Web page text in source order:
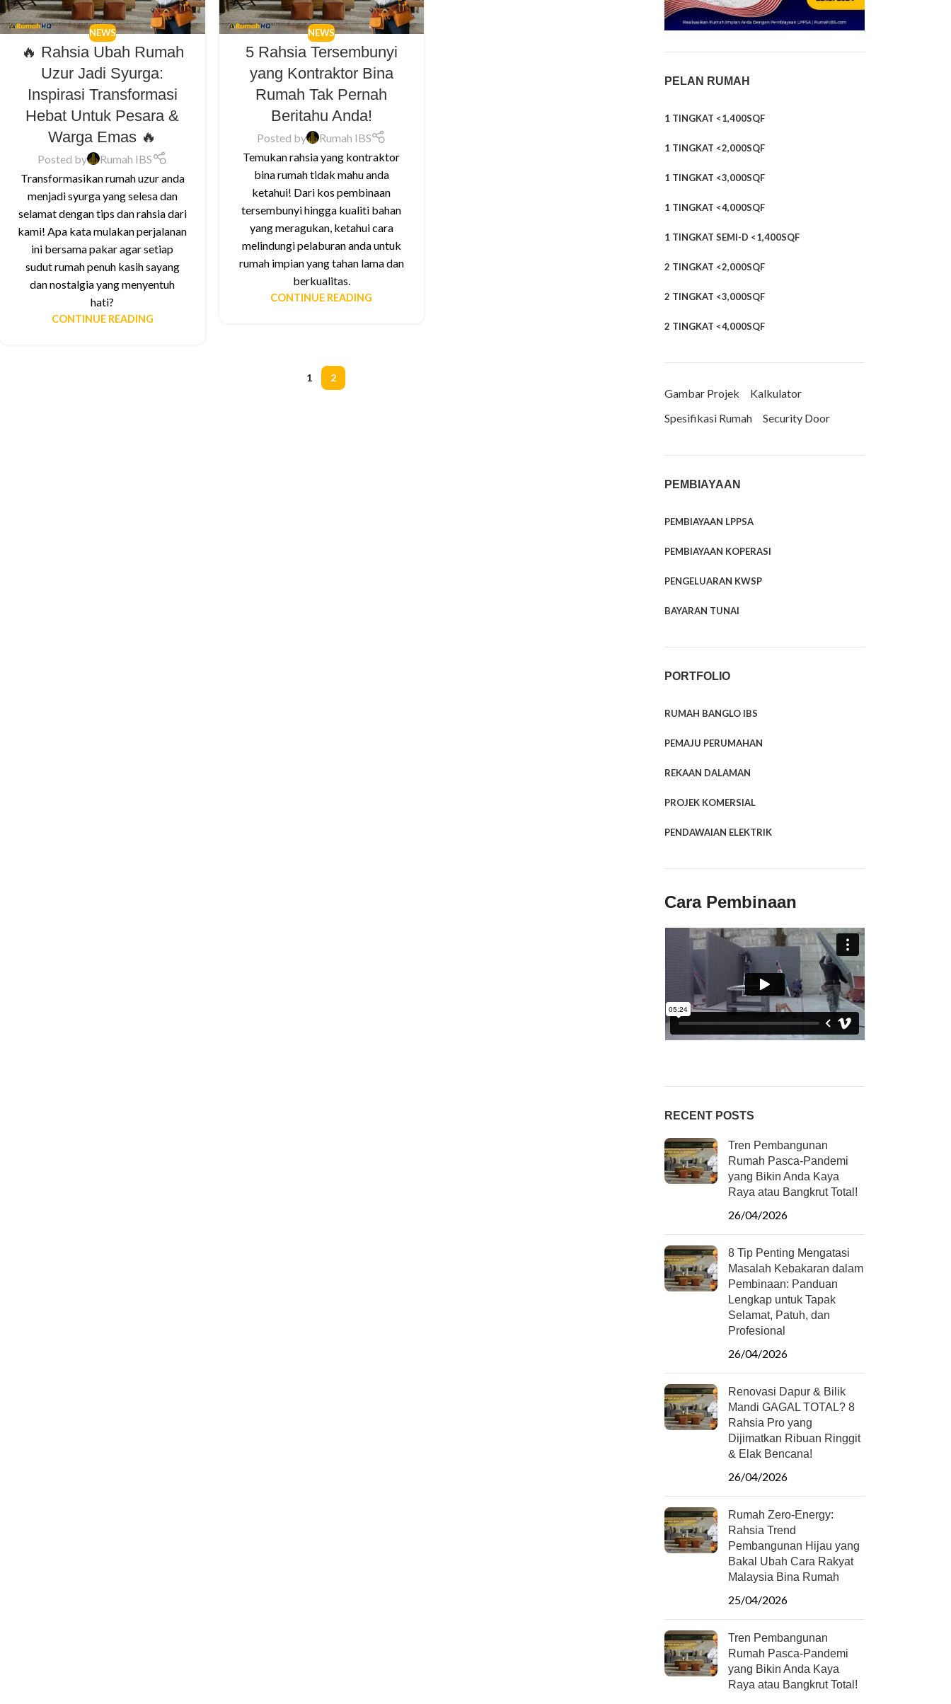
NEWS
🔥 Rahsia Ubah Rumah
Uzur Jadi Syurga:
Inspirasi Transformasi
Hebat Untuk Pesara &
Warga Emas 🔥
Posted by
Rumah IBS
Transformasikan rumah uzur anda
menjadi syurga yang selesa dan
selamat dengan tips dan rahsia dari
kami! Apa kata mulakan perjalanan
ini bersama pakar agar setiap
sudut rumah penuh kasih sayang
dan nostalgia yang menyentuh
hati?
CONTINUE READING
NEWS
5 Rahsia Tersembunyi
yang Kontraktor Bina
Rumah Tak Pernah
Beritahu Anda!
Posted by
Rumah IBS
Temukan rahsia yang kontraktor
bina rumah tidak mahu anda
ketahui! Dari kos pembinaan
tersembunyi hingga kualiti bahan
yang meragukan, ketahui cara
melindungi pelaburan anda untuk
rumah impian yang tahan lama dan
berkualitas.
CONTINUE READING
1 2
PELAN RUMAH
1 TINGKAT <1,400SQF
1 TINGKAT <2,000SQF
1 TINGKAT <3,000SQF
1 TINGKAT <4,000SQF
1 TINGKAT SEMI-D <1,400SQF
2 TINGKAT <2,000SQF
2 TINGKAT <3,000SQF
2 TINGKAT <4,000SQF
Gambar Projek
Kalkulator
Spesifikasi Rumah
Security Door
PEMBIAYAAN
PEMBIAYAAN LPPSA
PEMBIAYAAN KOPERASI
PENGELUARAN KWSP
BAYARAN TUNAI
PORTFOLIO
RUMAH BANGLO IBS
PEMAJU PERUMAHAN
REKAAN DALAMAN
PROJEK KOMERSIAL
PENDAWAIAN ELEKTRIK
Cara Pembinaan
RECENT POSTS
Tren Pembangunan
Rumah Pasca-Pandemi
yang Bikin Anda Kaya
Raya atau Bangkrut Total!
26/04/2026
8 Tip Penting Mengatasi
Masalah Kebakaran dalam
Pembinaan: Panduan
Lengkap untuk Tapak
Selamat, Patuh, dan
Profesional
26/04/2026
Renovasi Dapur & Bilik
Mandi GAGAL TOTAL? 8
Rahsia Pro yang
Dijimatkan Ribuan Ringgit
& Elak Bencana!
26/04/2026
Rumah Zero-Energy:
Rahsia Trend
Pembangunan Hijau yang
Bakal Ubah Cara Rakyat
Malaysia Bina Rumah
25/04/2026
Tren Pembangunan
Rumah Pasca-Pandemi
yang Bikin Anda Kaya
Raya atau Bangkrut Total!